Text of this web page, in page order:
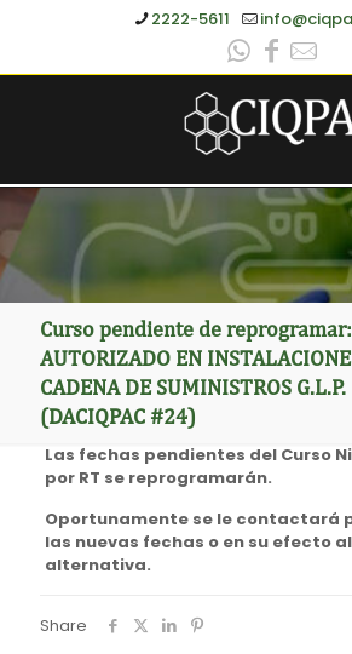
2222-5611
Curso pendiente de reprogramar:
AUTORIZADO EN
CADENA DE SUMINISTROS
(DACIQPAC #24)
Las fechas pendientes del Curso
por RT se reprogramarán.
Oportunamente se le contactará
las nuevas fechas o en su efecto
alternativa.
Share